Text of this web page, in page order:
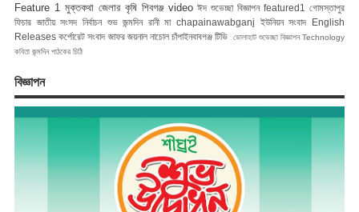
Feature 1 মুক্তকথা জেলার কৃষি শিবগঞ্জ video ঈদ শুভেচ্ছা বিজ্ঞাপন featured1
গোমস্তাপুর
ফিচার জাতীয় সংসদ নির্বাচন শুভ জন্মদিন রানী মা chapainawabganj ইউনিয়ন সংবাদ
English
Releases কর্পোরেট সংবাদ জাফর জয়নাল নাচোল চাঁপাইনবাবগঞ্জ টিভি ভোলাহাট শুভেচ্ছা বিজ্ঞাপন Technology
কবিতা জন্মদিন পাঠকের চিঠি
বিজ্ঞাপন